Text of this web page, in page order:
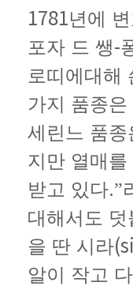
1781년에
포자 드 쌩-
로띠에 대해
가지
품종은
세린느 품종
지만 열매를
받고 있다.”
대해서도 덧
을 딴 시라
알이
작고